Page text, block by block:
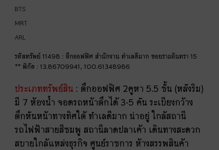
BTS
MRT
ARL
รหัสทรัพย์ 11498 : ตึกออฟฟิศ สำนักงาน ทำเลดีมาก ซอยรามอินทรา 15
** พิกัด : 13.86709941, 100.61348986
ประเภททรัพย์สิน : ตึกออฟฟิศ 2คูหา 5.5 ชั้น (หลังริม)
มี 7 ห้องน้ำ จอดรถหน้าตึกได้ 3-5 คัน ระเบียงกว้าง
ตึกหันหน้าทางทิศใต้ ทำเลดีมาก น่าอยู่ ใกล้สถานี
รถไฟฟ้าสายสีชมพู สถานีลาดปลาเค้า เดินทางสะดวก
สบายใกล้แหล่งธุรกิจ ศูนย์ราชการ ห้างสรรพสินค้า